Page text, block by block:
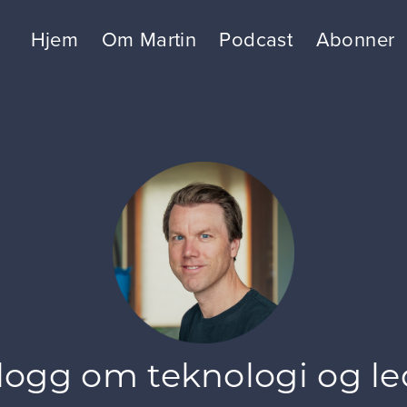
Hjem Om Martin Podcast Abonner
om teknologi og